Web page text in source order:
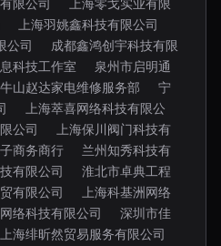
限公司
上海零戈实业有限
上海羽姚鑫科技有限公司
公司
成都鑫鸿创宇科技有限
科技工作室
泉州市启明通
山赵达家电维修服务部
宁
上海萃喜网络科技有限公
公司
上海保川阀门科技有
商务商行
兰州知秀科技有
有限公司
淮北市卓典工程
有限公司
上海科基洲网络
络科技有限公司
深圳市佳
上海绯昕然贸易服务有限公司